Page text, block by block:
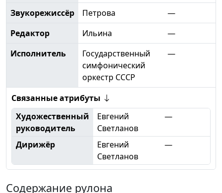
Звукорежиссёр
Петрова
—
Редактор
Ильина
—
Исполнитель
Государственный
симфонический
оркестр СССР
—
Связанные атрибуты
Художественный
руководитель
Евгений
Светланов
—
Дирижёр
Евгений
Светланов
—
Содержание рулона